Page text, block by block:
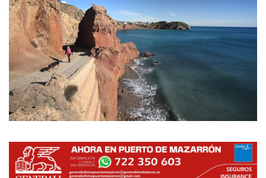
Reportajes
Empresas
Mapa de Mazarrón
Vídeos
Contacto